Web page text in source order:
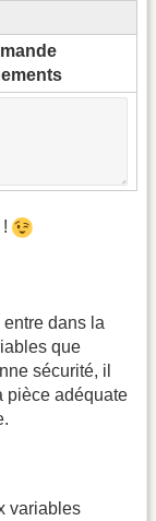
entre dans la
que
sécurité, il
pièce adéquate
variables